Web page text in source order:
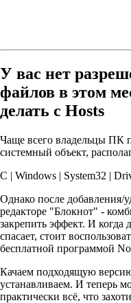
У вас нет
файлов в этом
делать с Hosts
Чаще всего владельцы ПК
системный объект,
С | Windows | System32 |
Однако после добавления/
редакторе "Блокнот" -
закрепить эффект. И когда
спасает, стоит
бесплатной программой
Качаем подходящую
устанавливаем. И теперь
практически всё, что